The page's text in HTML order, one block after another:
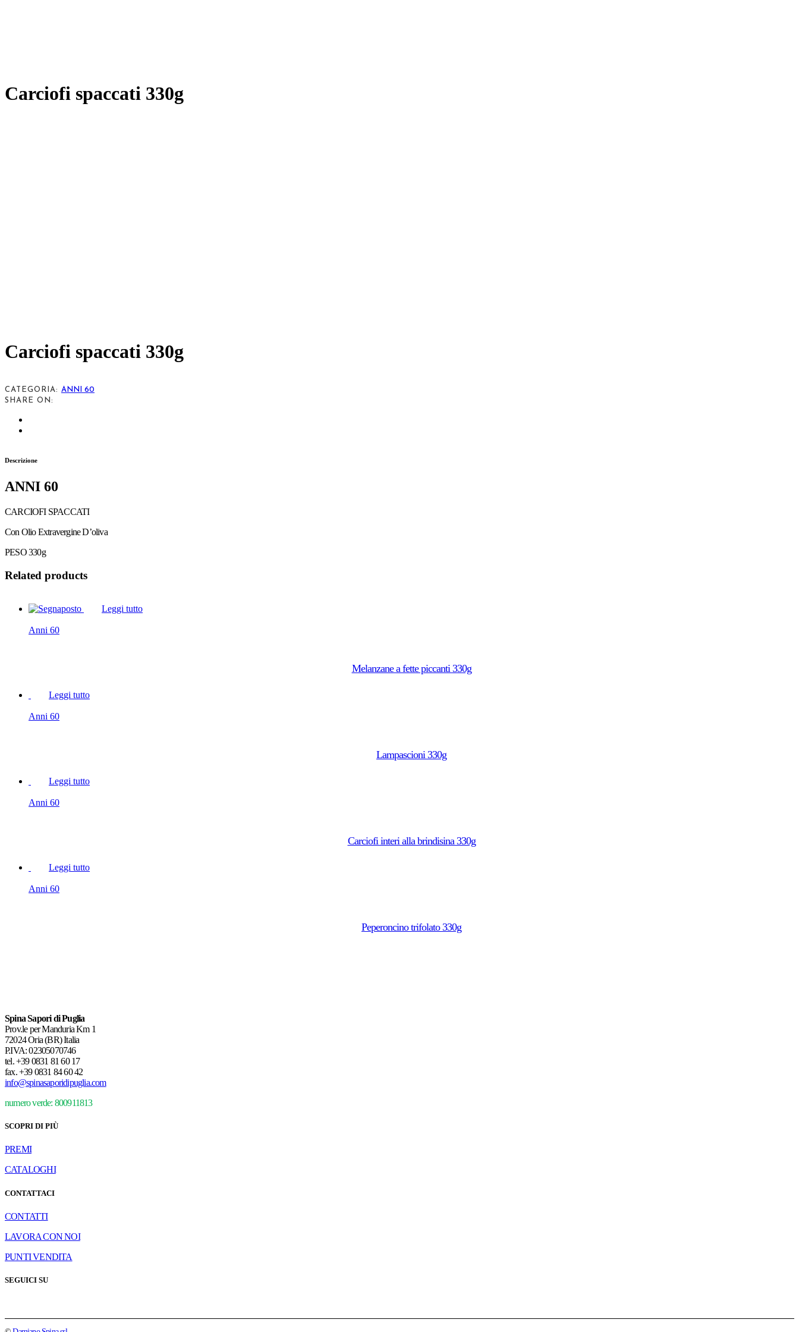
Carciofi spaccati 330g
Carciofi spaccati 330g
CATEGORIA: ANNI 60
SHARE ON:
Descrizione
ANNI 60
CARCIOFI SPACCATI
Con Olio Extravergine D’oliva
PESO 330g
Related products
Leggi tutto
Anni 60
Melanzane a fette piccanti 330g
Leggi tutto
Anni 60
Lampascioni 330g
Leggi tutto
Anni 60
Carciofi interi alla brindisina 330g
Leggi tutto
Anni 60
Peperoncino trifolato 330g
Spina Sapori di Puglia
Prov.le per Manduria Km 1
72024 Oria (BR) Italia
P.IVA: 02305070746
tel.+39 0831 81 60 17
fax.+39 0831 84 60 42
info@spinasaporidipuglia.com
numero verde: 800911813
SCOPRI DI PIÙ
PREMI
CATALOGHI
CONTATTACI
CONTATTI
LAVORA CON NOI
PUNTI VENDITA
SEGUICI SU